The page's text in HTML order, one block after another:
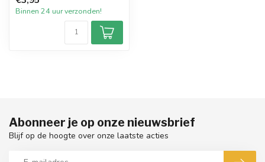
een hee...
Binnen 24 uur verzonden!
Abonneer je op onze nieuwsbrief
Blijf op de hoogte over onze laatste acties